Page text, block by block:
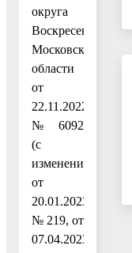
округа
Воскресенск
Московской
области
от
22.11.2022
№ 6092
(с
изменением
от
20.01.2023
№ 219, от
07.04.2023